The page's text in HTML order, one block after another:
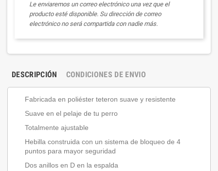
Le enviaremos un correo electrónico una vez que el
producto esté disponible. Su dirección de correo
electrónico no será compartida con nadie más.
DESCRIPCIÓN CONDICIONES DE ENVIO
Fabricada en poliéster teteron suave y resistente
Suave en el pelaje de tu perro
Totalmente ajustable
Hebilla construida con un sistema de bloqueo de 4
puntos para mayor seguridad
Dos anillos en D en la espalda